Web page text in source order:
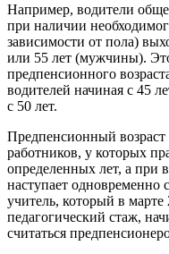
Например, водители
при наличии
зависимости от пола)
или 55 лет (мужчины).
предпенсионного
водителей начиная с 45
с 50 лет.
Предпенсионный возраст
работников, у которых
определенных лет, а при
наступает одновременно
учитель, который в
педагогический стаж,
считаться